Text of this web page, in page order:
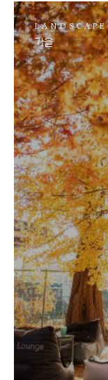
LANDSCAPE
가을